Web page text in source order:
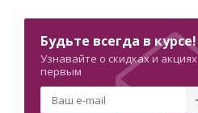
Будьте всегда в курсе!
Узнавайте о скидках и акциях
первым